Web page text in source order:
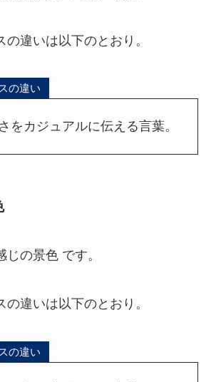
違いは以下のとおり。
の違い
をカジュアルに伝える言葉。
じの景色 です。
違いは以下のとおり。
の違い